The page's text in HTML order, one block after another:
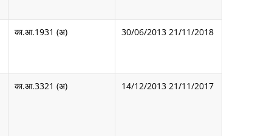
का.आ.1931 (अ) 30/06/2013 21/11/2018
का.आ.3321 (अ) 14/12/2013 21/11/2017